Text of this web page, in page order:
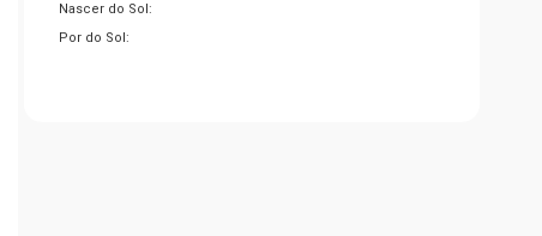
Nascer do Sol:
Por do Sol: